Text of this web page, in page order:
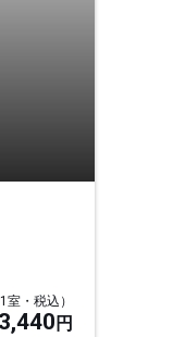
・税込）
円